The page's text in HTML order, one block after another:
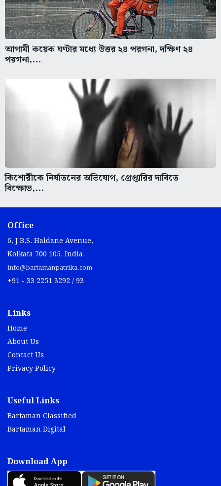
আগামী কয়েক ঘণ্টার মধ্যে উত্তর ২৪ পরগনা, দক্ষিণ ২৪
পরগনা,...
কিশোরীকে নির্যাতনের অভিযোগ, গ্রেপ্তারির দাবিতে
বিক্ষোভ,...
Office
6, J.B.S. Haldane Avenue,
Kolkata 700 105, India.
info@bartamanpatrika.com
+91 - 33 2251 3292 / 93
Links
Home
About Us
Contact Us
Privacy Policy
Useful Links
Bartaman Classified
Bartaman Digital
Download App